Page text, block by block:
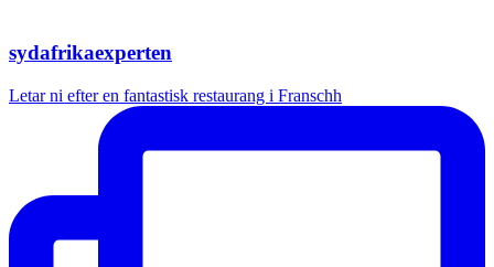
sydafrikaexperten
Letar ni efter en fantastisk restaurang i Franschh